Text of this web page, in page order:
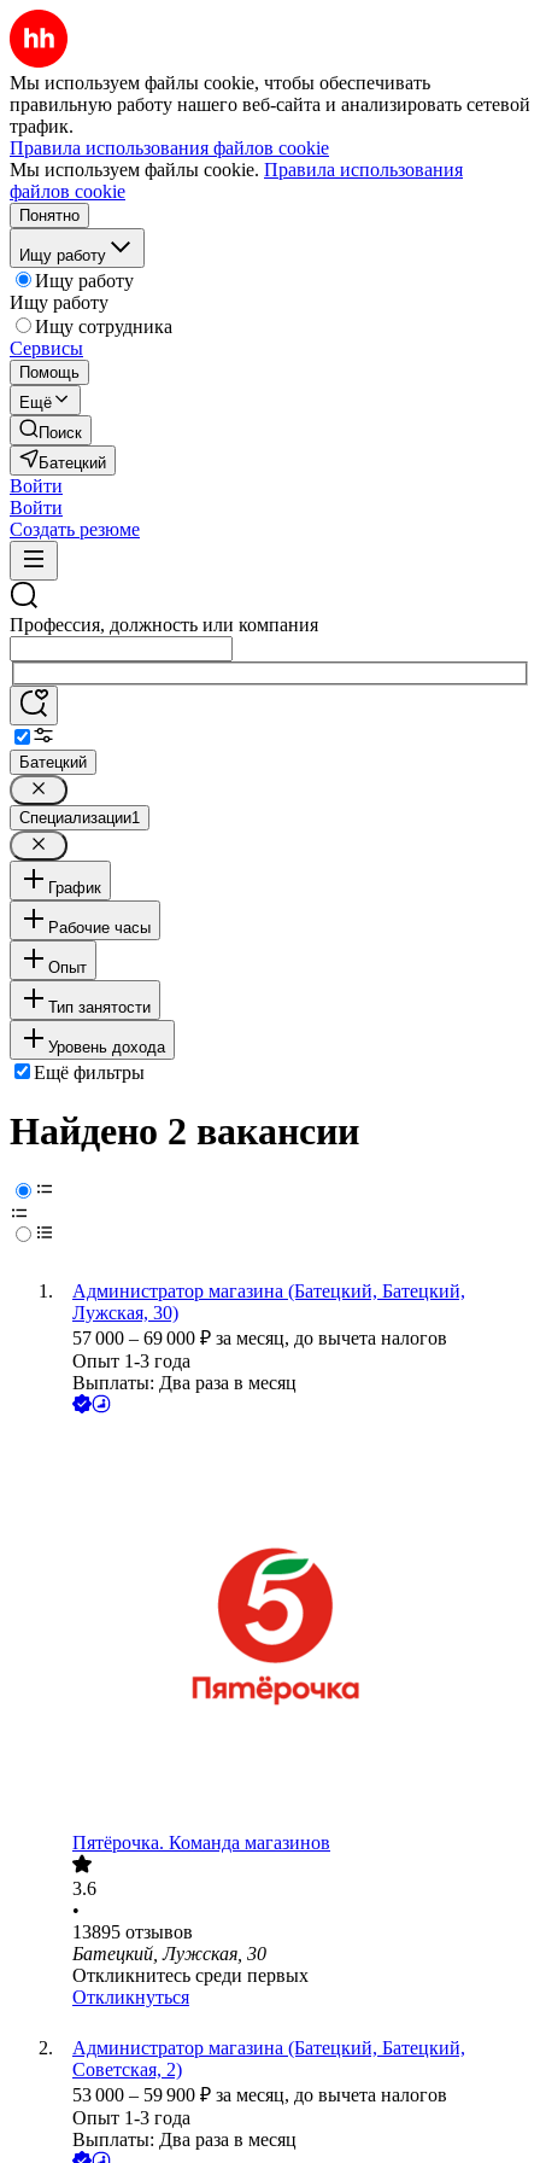
Мы используем файлы cookie, чтобы обеспечивать
правильную работу нашего веб-сайта и анализировать сетевой
трафик.
Правила использования файлов cookie
Мы используем файлы cookie. Правила использования
файлов cookie
Понятно
Ищу работу
Ищу работу
Ищу работу
Ищу сотрудника
Сервисы
Помощь
Ещё
Поиск
Батецкий
Войти
Войти
Создать резюме
Профессия, должность или компания
Батецкий
Специализации1
График
Рабочие часы
Опыт
Тип занятости
Уровень дохода
Ещё фильтры
Найдено 2 вакансии
Администратор магазина (Батецкий, Батецкий,
Лужская, 30)
57 000 – 69 000 ₽ за месяц, до вычета налогов
Опыт 1-3 года
Выплаты: Два раза в месяц
Пятёрочка. Команда магазинов
3.6
•
13895 отзывов
Батецкий, Лужская, 30
Откликнитесь среди первых
Откликнуться
Администратор магазина (Батецкий, Батецкий,
Советская, 2)
53 000 – 59 900 ₽ за месяц, до вычета налогов
Опыт 1-3 года
Выплаты: Два раза в месяц